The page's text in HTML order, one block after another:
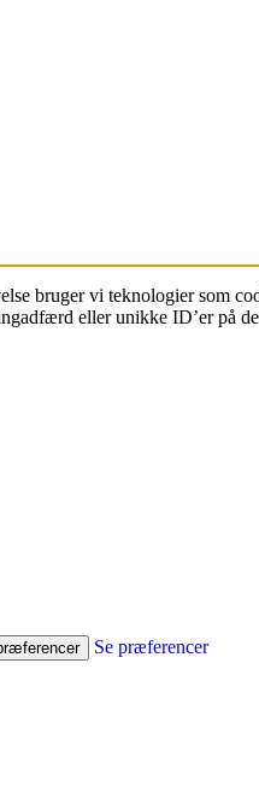
bruger vi teknologier som
eller unikke ID’er på
Se præferencer